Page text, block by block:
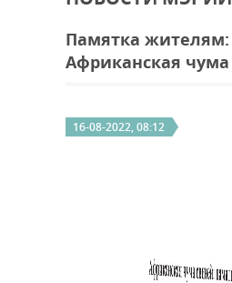
Памятка жителям:
Африканская чума
16-08-2022, 08:12